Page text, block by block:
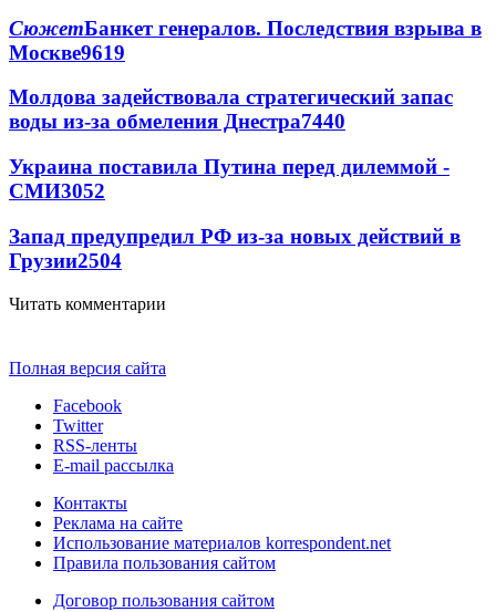
СюжетБанкет генералов. Последствия взрыва в
Москве9619
Молдова задействовала стратегический запас
воды из-за обмеления Днестра7440
Украина поставила Путина перед дилеммой -
СМИ3052
Запад предупредил РФ из-за новых действий в
Грузии2504
Читать комментарии
Полная версия сайта
Facebook
Twitter
RSS-ленты
E-mail рассылка
Контакты
Реклама на сайте
Использование материалов korrespondent.net
Правила пользования сайтом
Договор пользования сайтом